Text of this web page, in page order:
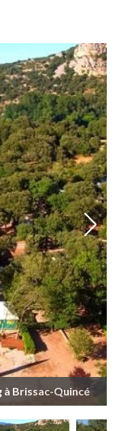
à Brissac-Quincé